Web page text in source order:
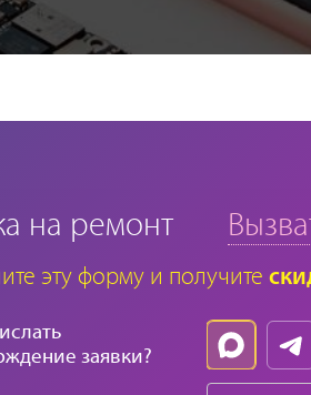
на ремонт
эту форму и получите
заявки?